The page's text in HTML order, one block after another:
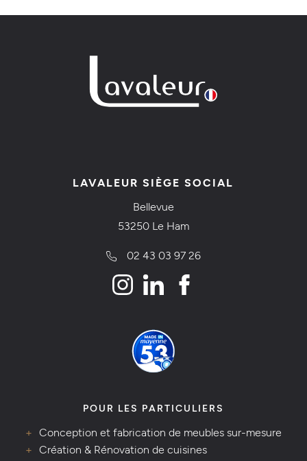
LAVALEUR SIÈGE SOCIAL
Bellevue
53250 Le Ham
02 43 03 97 26
POUR LES PARTICULIERS
Conception et fabrication de meubles sur-mesure
Création & Rénovation de cuisines